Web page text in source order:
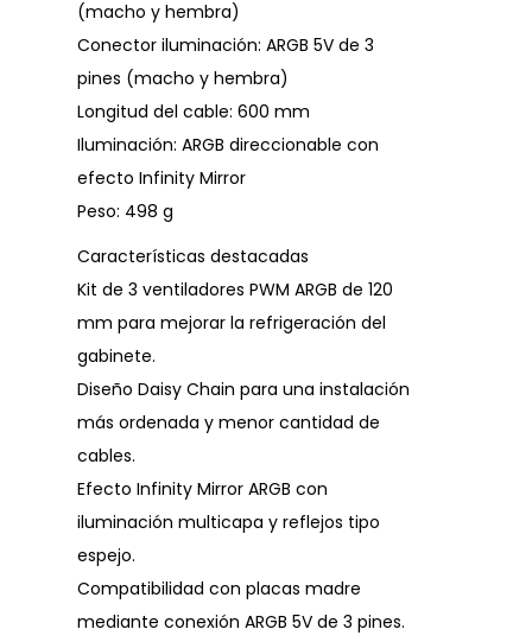
(macho y hembra)
Conector iluminación: ARGB 5V de 3
pines (macho y hembra)
Longitud del cable: 600 mm
Iluminación: ARGB direccionable con
efecto Infinity Mirror
Peso: 498 g
Características destacadas
Kit de 3 ventiladores PWM ARGB de 120
mm para mejorar la refrigeración del
gabinete.
Diseño Daisy Chain para una instalación
más ordenada y menor cantidad de
cables.
Efecto Infinity Mirror ARGB con
iluminación multicapa y reflejos tipo
espejo.
Compatibilidad con placas madre
mediante conexión ARGB 5V de 3 pines.